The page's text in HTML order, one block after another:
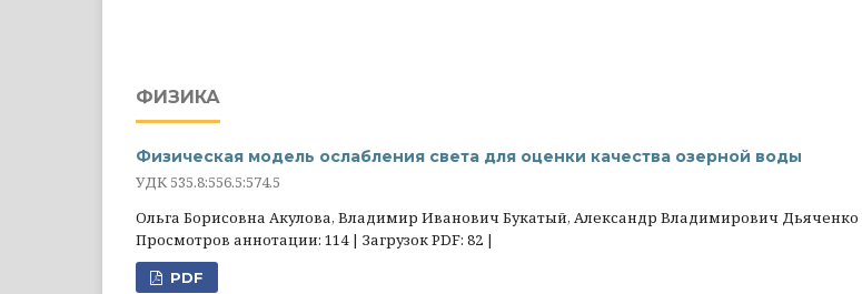
ФИЗИКА
Физическая модель ослабления света для оценки качества озерной воды
УДК 535.8:556.5:574.5
Ольга Борисовна Акулова, Владимир Иванович Букатый, Александр Владимирович Дьяченко
Просмотров аннотации: 114 | Загрузок PDF: 82 |
PDF